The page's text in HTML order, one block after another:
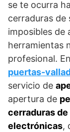
se te ocurra
cerraduras de
imposibles de
herramientas
profesional. En
puertas-
servicio de
apertura de
cerraduras
electrónicas,